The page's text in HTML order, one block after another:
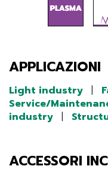
APPLICAZIONI
Light industry |
Service/
industry |
ACCESSORI